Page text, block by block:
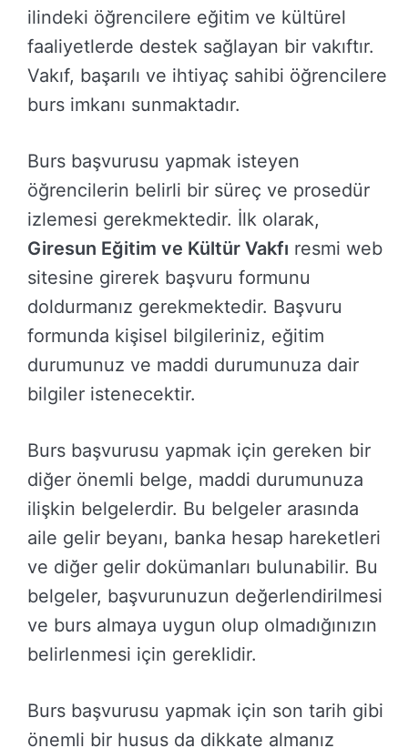
ilindeki öğrencilere eğitim ve kültürel
faaliyetlerde destek sağlayan bir vakıftır.
Vakıf, başarılı ve ihtiyaç sahibi öğrencilere
burs imkanı sunmaktadır.
Burs başvurusu yapmak isteyen
öğrencilerin belirli bir süreç ve prosedür
izlemesi gerekmektedir. İlk olarak,
Giresun Eğitim ve Kültür Vakfı resmi web
sitesine girerek başvuru formunu
doldurmanız gerekmektedir. Başvuru
formunda kişisel bilgileriniz, eğitim
durumunuz ve maddi durumunuza dair
bilgiler istenecektir.
Burs başvurusu yapmak için gereken bir
diğer önemli belge, maddi durumunuza
ilişkin belgelerdir. Bu belgeler arasında
aile gelir beyanı, banka hesap hareketleri
ve diğer gelir dokümanları bulunabilir. Bu
belgeler, başvurunuzun değerlendirilmesi
ve burs almaya uygun olup olmadığınızın
belirlenmesi için gereklidir.
Burs başvurusu yapmak için son tarih gibi
önemli bir husus da dikkate almanız